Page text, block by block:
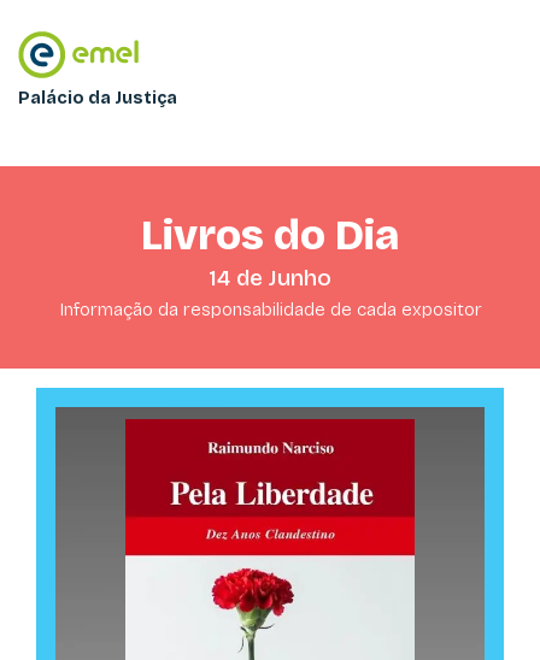
Palácio da Justiça
Livros do Dia
14 de Junho
Informação da responsabilidade de cada expositor